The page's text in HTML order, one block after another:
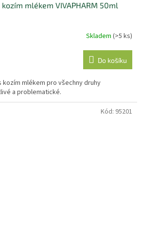
mlékem VIVAPHARM 50ml
Skladem (>5 ks)
Do košíku
mlékem pro všechny druhy
a problematické.
Kód: 95201